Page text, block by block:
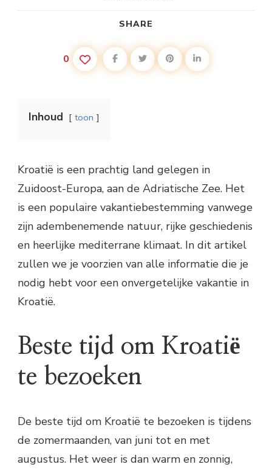
SHARE
0
Inhoud toon
Kroatië is een prachtig land gelegen in
Zuidoost-Europa, aan de Adriatische Zee. Het
is een populaire vakantiebestemming vanwege
zijn adembenemende natuur, rijke geschiedenis
en heerlijke mediterrane klimaat. In dit artikel
zullen we je voorzien van alle informatie die je
nodig hebt voor een onvergetelijke vakantie in
Kroatië.
Beste tijd om Kroatië
te bezoeken
De beste tijd om Kroatië te bezoeken is tijdens
de zomermaanden, van juni tot en met
augustus. Het weer is dan warm en zonnig,